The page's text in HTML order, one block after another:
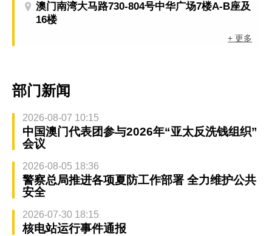
澳门南湾大马路730-804号中华广场7楼A-B座及
16楼
+ 更多
部门新闻
2026-08-07 10:15
中国澳门代表团参与2026年“亚太反洗钱组织”
会议
2026-08-05 18:36
警察总局推进各项夏防工作部署 全力维护公共
安全
2026-07-30 18:15
核电站运行事件通报